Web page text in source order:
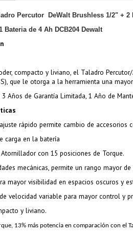
Percutor DeWalt Brushless 1/2" +
Bateria de 4 Ah DCB204 Dewalt
compacto y liviano, el Taladro
que le otorga a la herramienta una
Años de Garantía Limitada, 1 Año de
rápido permite cambio de accesorios
carga en la batería
con 15 posiciones de Torque.
mecánicas, permite un rango mayor
mayor visibilidad en espacios oscuros y
velocidad variable para mayor control y
y liviano.
13% más potencia en comparación con el